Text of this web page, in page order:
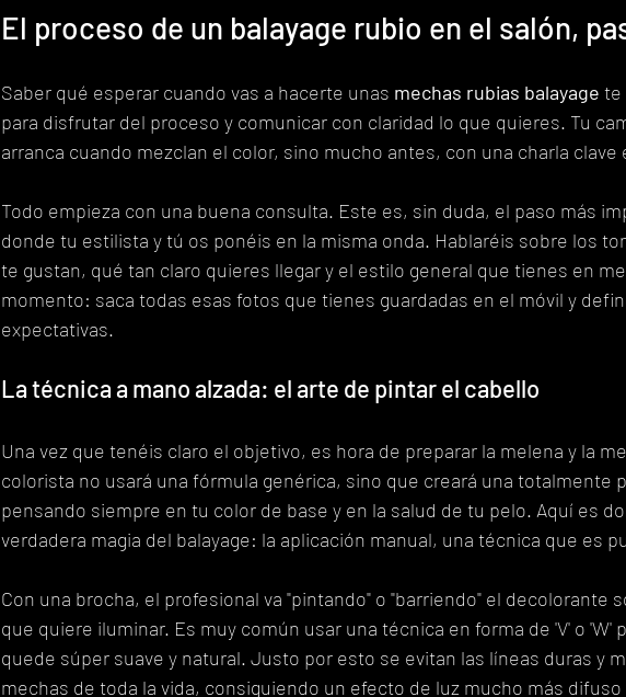
El proceso de un balayage rubio en el salón,
Saber qué esperar cuando vas a hacerte unas mechas rubias balayage te
para disfrutar del proceso y comunicar con claridad lo que quieres. Tu
arranca cuando mezclan el color, sino mucho antes, con una charla
Todo empieza con una buena consulta. Este es, sin duda, el paso más
donde tu estilista y tú os ponéis en la misma onda. Hablaréis sobre los
te gustan, qué tan claro quieres llegar y el estilo general que tienes en
momento: saca todas esas fotos que tienes guardadas en el móvil y
expectativas.
La técnica a mano alzada: el arte de pintar el cabello
Una vez que tenéis claro el objetivo, es hora de preparar la melena y la
colorista no usará una fórmula genérica, sino que creará una totalmente
pensando siempre en tu color de base y en la salud de tu pelo. Aquí es
verdadera magia del balayage: la aplicación manual, una técnica que es
Con una brocha, el profesional va "pintando" o "barriendo" el decolorante
que quiere iluminar. Es muy común usar una técnica en forma de 'V' o 'W'
quede súper suave y natural. Justo por esto se evitan las líneas duras y
mechas de toda la vida, consiguiendo un efecto de luz mucho más